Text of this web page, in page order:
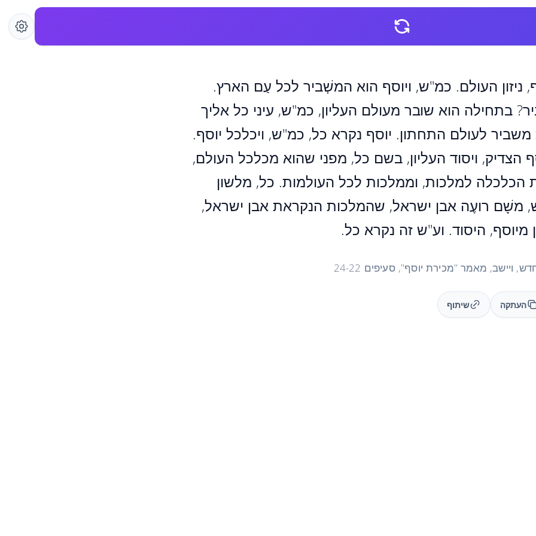
ניזון העולם. כמ"ש, ויוסף הוא המשְׁביר לכל עַם הארץ.
בתחילה הוא שובר מעולם העליון, כמ"ש, עיני כל אליך
משביר לעולם התחתון. יוסף נקרא כל, כמ"ש, ויכלכל יוסף.
הצדיק, ויסוד העליון, בשם כל, מפני שהוא מכלכל העולם,
הכלכלה למלכות, וממלכות לכל העולמות. כל, מלשון
משָׁם רועֶה אבן ישראל, שהמלכות הנקראת אבן ישראל,
מיוסף, היסוד. וע"ש זה נקרא כל.
ויישב, מאמר "מכירת יוסף", סעיפים 24-22
העתקה שיתוף